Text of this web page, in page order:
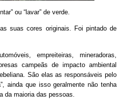
ou “lavar” de verde.
suas cores originais. Foi pintado de
empreiteiras, mineradoras,
campeãs de impacto ambiental
São elas as responsáveis pelo
ainda que isso geralmente não tenha
da maioria das pessoas.